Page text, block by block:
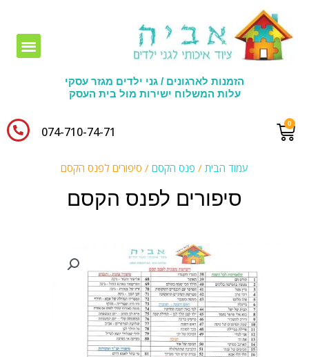
הזמנות לארגונים / גני ילדים מגזר עסקי
עלות המשלוח ישירות מול בית העסק
074-710-74-71​
עמוד הבית / פנס הקסם / סיפורים לפנס הקסם
סיפורים לפנס הקסם